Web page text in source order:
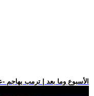
.. الأسبوع وما بعد | ترمب